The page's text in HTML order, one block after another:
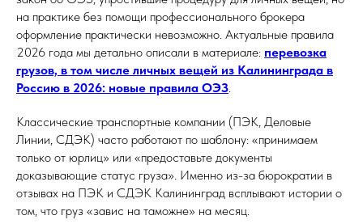
на практике без помощи профессионального брокера
оформление практически невозможно. Актуальные правила
2026 года мы детально описали в материале: перевозка
грузов, в том числе личных вещей из Калининграда в
Россию в 2026: новые правила ОЭЗ.
Классические транспортные компании (ПЭК, Деловые
Линии, СДЭК) часто работают по шаблону: «принимаем
только от юрлиц» или «предоставьте документы
доказывающие статус груза». Именно из-за бюрократии в
отзывах на ПЭК и СДЭК Калининград всплывают истории о
том, что груз «завис на таможне» на месяц.